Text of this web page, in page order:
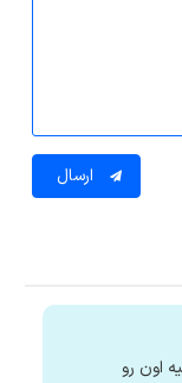
ارسال
اون رو